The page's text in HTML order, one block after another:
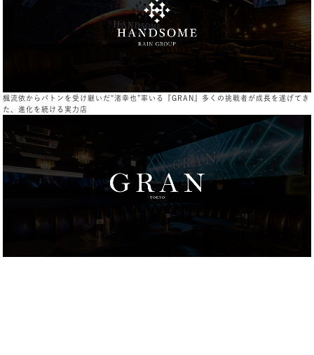
楓流依からバトンを受け継いだ"渚幸也”率いる『GRAN』多くの挑戦者が成長を遂げてき
た、進化を続ける実力店